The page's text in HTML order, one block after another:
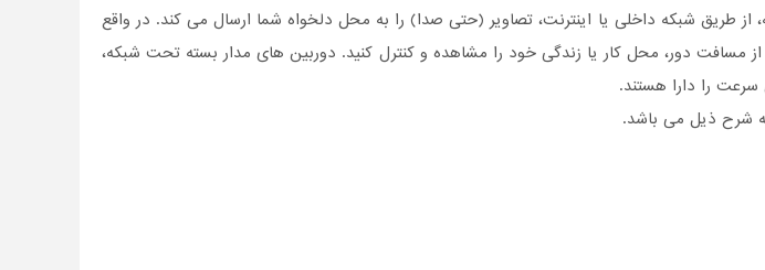
طریق شبکه داخلی یا اینترنت، تصاویر (حتی صدا) را به محل دلخواه شما ارسال می کند. در واقع
از مسافت دور، محل کار یا زندگی خود را مشاهده و کنترل کنید. دوربین های مدار بسته تحت شبکه،
سرعت را دارا هستند.
شرح ذیل می باشد.